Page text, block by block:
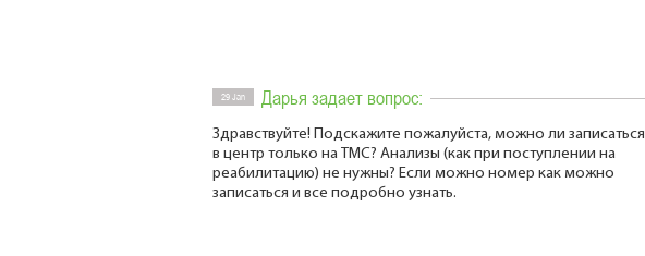
29 Jan Дарья задает вопрос:
Здравствуйте! Подскажите пожалуйста, можно ли
в центр только на ТМС? Анализы (как при поступлении на
реабилитацию) не нужны? Если можно номер как можно
записаться и все подробно узнать.